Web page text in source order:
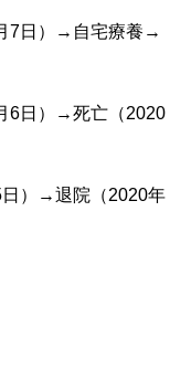
7日）→自宅療養→
6日）→死亡（2020
日）→退院（2020年